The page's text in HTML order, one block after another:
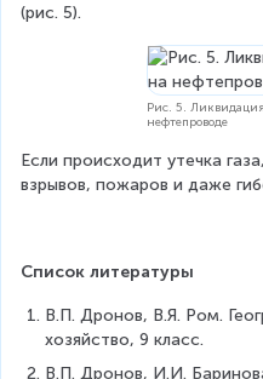
(рис. 5).
Рис. 5.
нефтепроводе
Если происходит утечка
взрывов, пожаров и даже
Список литературы
В.П. Дронов, В.Я. Ром.
хозяйство, 9 класс.
В.П. Дронов, И.И.